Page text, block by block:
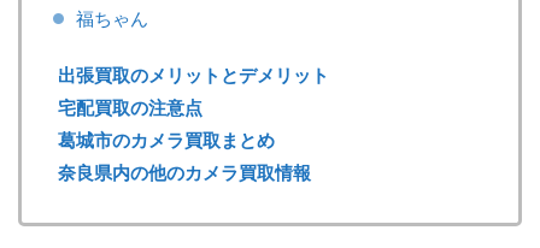
福ちゃん
出張買取のメリットとデメリット
宅配買取の注意点
葛城市のカメラ買取まとめ
奈良県内の他のカメラ買取情報